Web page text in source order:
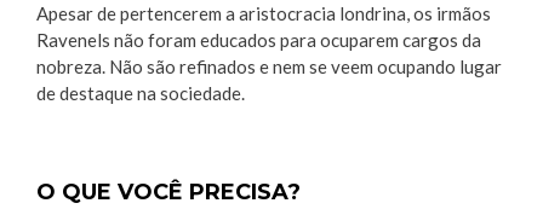
Apesar de pertencerem a aristocracia londrina, os irmãos
Ravenels não foram educados para ocuparem cargos da
nobreza. Não são refinados e nem se veem ocupando lugar
de destaque na sociedade.
O QUE VOCÊ PRECISA?